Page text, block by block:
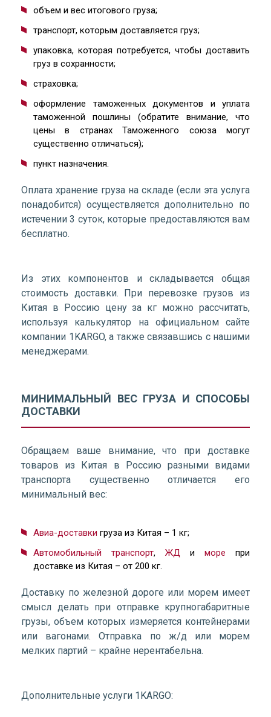
объем и вес итогового груза;
транспорт, которым доставляется груз;
упаковка, которая потребуется, чтобы доставить
груз в сохранности;
страховка;
оформление таможенных документов и уплата
таможенной пошлины (обратите внимание, что
цены в странах Таможенного союза могут
существенно отличаться);
пункт назначения.
Оплата хранение груза на складе (если эта услуга
понадобится) осуществляется дополнительно по
истечении 3 суток, которые предоставляются вам
бесплатно.
Из этих компонентов и складывается общая
стоимость доставки. При перевозке грузов из
Китая в Россию цену за кг можно рассчитать,
используя калькулятор на официальном сайте
компании 1KARGO, а также связавшись с нашими
менеджерами.
МИНИМАЛЬНЫЙ ВЕС ГРУЗА И СПОСОБЫ
ДОСТАВКИ
Обращаем ваше внимание, что при доставке
товаров из Китая в Россию разными видами
транспорта существенно отличается его
минимальный вес:
Авиа-доставки груза из Китая – 1 кг;
Автомобильный транспорт, ЖД и море при
доставке из Китая – от 200 кг.
Доставку по железной дороге или морем имеет
смысл делать при отправке крупногабаритные
грузы, объем которых измеряется контейнерами
или вагонами. Отправка по ж/д или морем
мелких партий – крайне нерентабельна.
Дополнительные услуги 1KARGO: